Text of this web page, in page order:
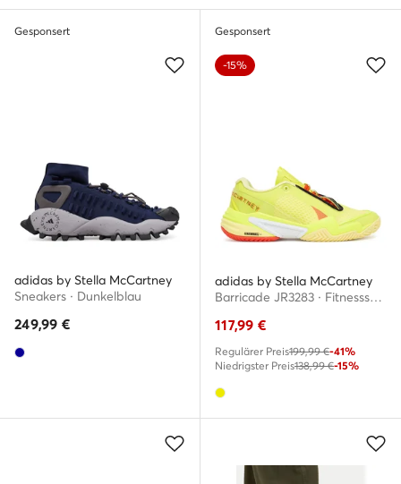
Gesponsert
adidas by Stella McCartney
Sneakers · Dunkelblau
249,99 €
Gesponsert
-15%
adidas by Stella McCartney
Barricade JR3283 · Fitnessschuhe
117,99 €
Regulärer Preis199,99 €-41%
Niedrigster Preis138,99 €-15%